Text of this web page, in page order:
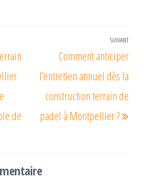
de
SUIVANT
Comment anticiper
l’entretien annuel dès la
construction terrain de
padel à Montpellier ?